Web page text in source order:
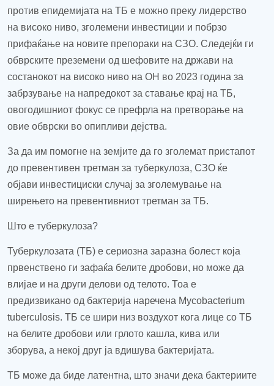
против епидемијата на ТБ е можно преку лидерство
на високо ниво, зголемени инвестиции и побрзо
прифаќање на новите препораки на СЗО. Следејќи ги
обврските преземени од шефовите на држави на
состанокот на високо ниво на ОН во 2023 година за
забрзување на напредокот за ставање крај на ТБ,
овогодишниот фокус се префрла на претворање на
овие обврски во опипливи дејства.
За да им помогне на земјите да го зголемат пристапот
до превентивен третман за туберкулоза, СЗО ќе
објави инвестициски случај за зголемување на
ширењето на превентивниот третман за ТБ.
Што е туберкулоза?
Туберкулозата (ТБ) е сериозна заразна болест која
првенствено ги зафаќа белите дробови, но може да
влијае и на други делови од телото. Тоа е
предизвикано од бактерија наречена Mycobacterium
tuberculosis. ТБ се шири низ воздухот кога лице со ТБ
на белите дробови или грлото кашла, кива или
зборува, а некој друг ја вдишува бактеријата.
ТБ може да биде латентна, што значи дека бактериите